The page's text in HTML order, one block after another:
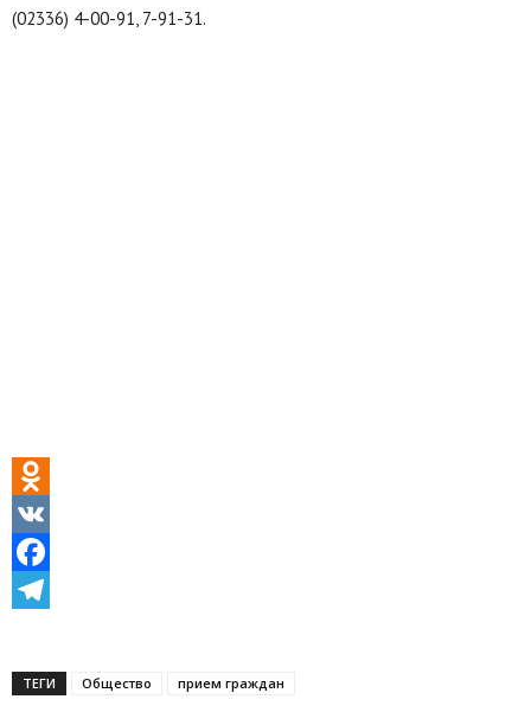
(02336) 4-00-91, 7-91-31.
Odnoklassniki
VK
Facebook
ТЕГИ Общество прием граждан